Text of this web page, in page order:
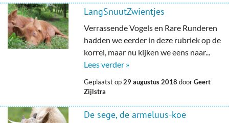
LangSnuutZwientjes
Verrassende Vogels en Rare Runderen
hadden we eerder in deze rubriek op de
korrel, maar nu kijken we eens naar...
Lees verder »
Geplaatst op29 augustus 2018 doorGeert
Zijlstra
De sege, de armeluus-koe